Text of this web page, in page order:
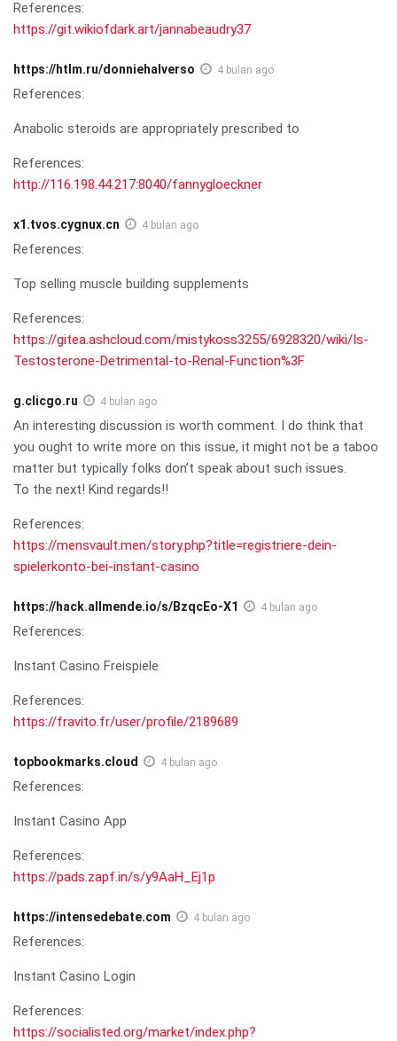
References:
https://git.wikiofdark.art/jannabeaudry37
https://htlm.ru/donniehalverso 4 bulan ago
References:
Anabolic steroids are appropriately prescribed to
References:
http://116.198.44.217:8040/fannygloeckner
x1.tvos.cygnux.cn 4 bulan ago
References:
Top selling muscle building supplements
References:
https://gitea.ashcloud.com/mistykoss3255/6928320/wiki/Is-
Testosterone-Detrimental-to-Renal-Function%3F
g.clicgo.ru 4 bulan ago
An interesting discussion is worth comment. I do think that
you ought to write more on this issue, it might not be a taboo
matter but typically folks don’t speak about such issues.
To the next! Kind regards!!
References:
https://mensvault.men/story.php?title=registriere-dein-
spielerkonto-bei-instant-casino
https://hack.allmende.io/s/BzqcEo-X1 4 bulan ago
References:
Instant Casino Freispiele
References:
https://fravito.fr/user/profile/2189689
topbookmarks.cloud 4 bulan ago
References:
Instant Casino App
References:
https://pads.zapf.in/s/y9AaH_Ej1p
https://intensedebate.com 4 bulan ago
References:
Instant Casino Login
References:
https://socialisted.org/market/index.php?